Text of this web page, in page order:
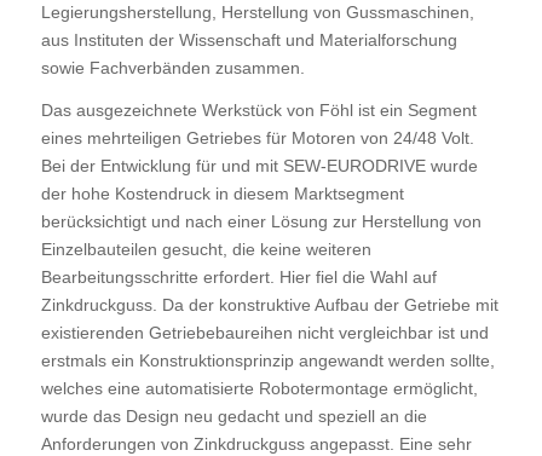
Legierungsherstellung, Herstellung von Gussmaschinen,
aus Instituten der Wissenschaft und Materialforschung
sowie Fachverbänden zusammen.
Das ausgezeichnete Werkstück von Föhl ist ein Segment
eines mehrteiligen Getriebes für Motoren von 24/48 Volt.
Bei der Entwicklung für und mit SEW-EURODRIVE wurde
der hohe Kostendruck in diesem Marktsegment
berücksichtigt und nach einer Lösung zur Herstellung von
Einzelbauteilen gesucht, die keine weiteren
Bearbeitungsschritte erfordert. Hier fiel die Wahl auf
Zinkdruckguss. Da der konstruktive Aufbau der Getriebe mit
existierenden Getriebebaureihen nicht vergleichbar ist und
erstmals ein Konstruktionsprinzip angewandt werden sollte,
welches eine automatisierte Robotermontage ermöglicht,
wurde das Design neu gedacht und speziell an die
Anforderungen von Zinkdruckguss angepasst. Eine sehr